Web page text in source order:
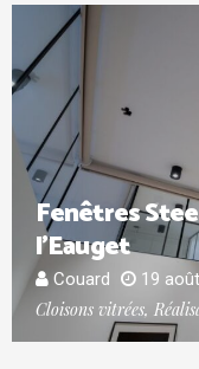
Fenêtres
l’Eauget
Couard 19
Cloisons vitrées,